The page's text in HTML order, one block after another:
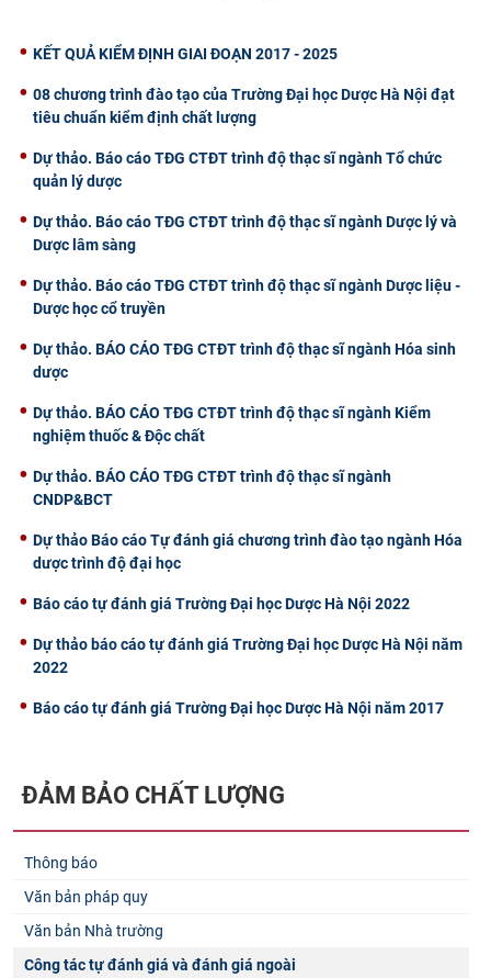
KẾT QUẢ KIỂM ĐỊNH GIAI ĐOẠN 2017 - 2025
08 chương trình đào tạo của Trường Đại học Dược Hà Nội đạt
tiêu chuẩn kiểm định chất lượng
Dự thảo. Báo cáo TĐG CTĐT trình độ thạc sĩ ngành Tổ chức
quản lý dược
Dự thảo. Báo cáo TĐG CTĐT trình độ thạc sĩ ngành Dược lý và
Dược lâm sàng
Dự thảo. Báo cáo TĐG CTĐT trình độ thạc sĩ ngành Dược liệu -
Dược học cổ truyền
Dự thảo. BÁO CÁO TĐG CTĐT trình độ thạc sĩ ngành Hóa sinh
dược
Dự thảo. BÁO CÁO TĐG CTĐT trình độ thạc sĩ ngành Kiểm
nghiệm thuốc & Độc chất
Dự thảo. BÁO CÁO TĐG CTĐT trình độ thạc sĩ ngành
CNDP&BCT
Dự thảo Báo cáo Tự đánh giá chương trình đào tạo ngành Hóa
dược trình độ đại học
Báo cáo tự đánh giá Trường Đại học Dược Hà Nội 2022
Dự thảo báo cáo tự đánh giá Trường Đại học Dược Hà Nội năm
2022
Báo cáo tự đánh giá Trường Đại học Dược Hà Nội năm 2017
ĐẢM BẢO CHẤT LƯỢNG
Thông báo
Văn bản pháp quy
Văn bản Nhà trường
Công tác tự đánh giá và đánh giá ngoài